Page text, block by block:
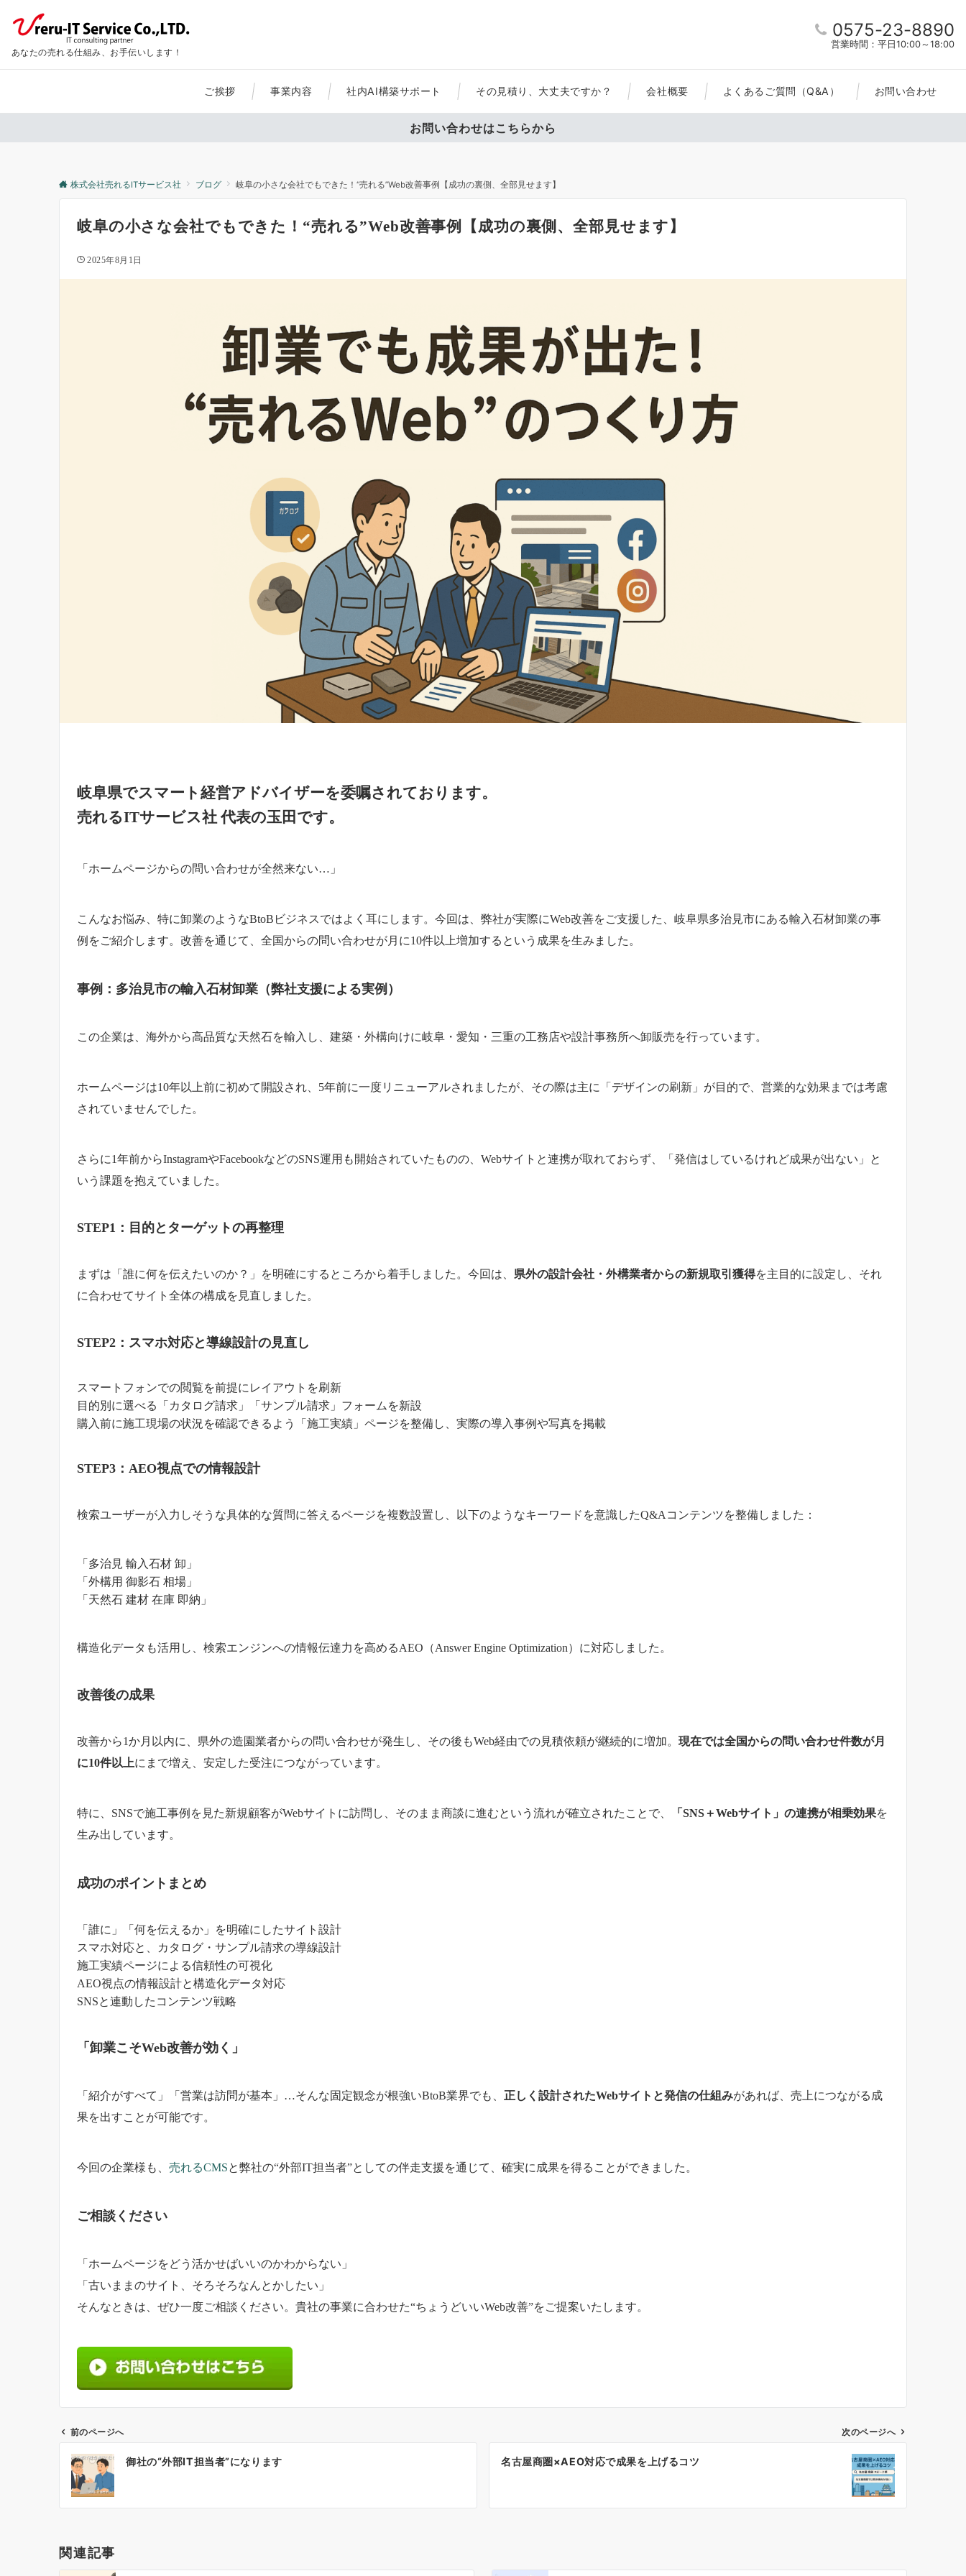
あなたの売れる仕組み、お手伝いします！
0575-23-8890
営業時間：平日10:00～18:00
ご挨拶 事業内容 社内AI構築サポート その見積り、大丈夫ですか？ 会社概要 よくあるご質問（Q&A） お問い合わせ
お問い合わせはこちらから
株式会社売れるITサービス社 ブログ 岐阜の小さな会社でもできた！“売れる”Web改善事例【成功の裏側、全部見せます】
岐阜の小さな会社でもできた！“売れる”Web改善事例【成功の裏側、全部見せます】
2025年8月1日
岐阜県でスマート経営アドバイザーを委嘱されております。
売れるITサービス社 代表の玉田です。
「ホームページからの問い合わせが全然来ない…」
こんなお悩み、特に卸業のようなBtoBビジネスではよく耳にします。今回は、弊社が実際にWeb改善をご支援した、岐阜県多治見市にある輸入石材卸業の事
例をご紹介します。改善を通じて、全国からの問い合わせが月に10件以上増加するという成果を生みました。
事例：多治見市の輸入石材卸業（弊社支援による実例）
この企業は、海外から高品質な天然石を輸入し、建築・外構向けに岐阜・愛知・三重の工務店や設計事務所へ卸販売を行っています。
ホームページは10年以上前に初めて開設され、5年前に一度リニューアルされましたが、その際は主に「デザインの刷新」が目的で、営業的な効果までは考慮
されていませんでした。
さらに1年前からInstagramやFacebookなどのSNS運用も開始されていたものの、Webサイトと連携が取れておらず、「発信はしているけれど成果が出ない」と
いう課題を抱えていました。
STEP1：目的とターゲットの再整理
まずは「誰に何を伝えたいのか？」を明確にするところから着手しました。今回は、 県外の設計会社・外構業者からの新規取引獲得を主目的に設定し、それ
に合わせてサイト全体の構成を見直しました。
STEP2：スマホ対応と導線設計の見直し
スマートフォンでの閲覧を前提にレイアウトを刷新
目的別に選べる「カタログ請求」「サンプル請求」フォームを新設
購入前に施工現場の状況を確認できるよう「施工実績」ページを整備し、実際の導入事例や写真を掲載
STEP3：AEO視点での情報設計
検索ユーザーが入力しそうな具体的な質問に答えるページを複数設置し、以下のようなキーワードを意識したQ&Aコンテンツを整備しました：
「多治見 輸入石材 卸」
「外構用 御影石 相場」
「天然石 建材 在庫 即納」
構造化データも活用し、検索エンジンへの情報伝達力を高めるAEO（Answer Engine Optimization）に対応しました。
改善後の成果
改善から1か月以内に、県外の造園業者からの問い合わせが発生し、その後もWeb経由での見積依頼が継続的に増加。 現在では全国からの問い合わせ件数が月
に10件以上にまで増え、安定した受注につながっています。
特に、SNSで施工事例を見た新規顧客がWebサイトに訪問し、そのまま商談に進むという流れが確立されたことで、 「SNS＋Webサイト」の連携が相乗効果を
生み出しています。
成功のポイントまとめ
「誰に」「何を伝えるか」を明確にしたサイト設計
スマホ対応と、カタログ・サンプル請求の導線設計
施工実績ページによる信頼性の可視化
AEO視点の情報設計と構造化データ対応
SNSと連動したコンテンツ戦略
「卸業こそWeb改善が効く」
「紹介がすべて」「営業は訪問が基本」…そんな固定観念が根強いBtoB業界でも、 正しく設計されたWebサイトと発信の仕組みがあれば、売上につながる成
果を出すことが可能です。
今回の企業様も、 売れるCMSと弊社の“外部IT担当者”としての伴走支援を通じて、確実に成果を得ることができました。
ご相談ください
「ホームページをどう活かせばいいのかわからない」
「古いままのサイト、そろそろなんとかしたい」
そんなときは、ぜひ一度ご相談ください。貴社の事業に合わせた“ちょうどいいWeb改善”をご提案いたします。
ビ
シ
前のページへ
御社の“外部IT担当者”になります
次のページへ
名古屋商圏×AEO対応で成果を上げるコツ
関連記事